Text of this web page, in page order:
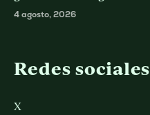
4 agosto, 2026
Redes sociales
X